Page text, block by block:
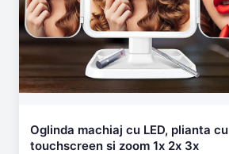
Oglinda machiaj cu LED, plianta cu
touchscreen si zoom 1x 2x 3x